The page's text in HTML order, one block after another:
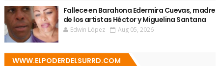
Fallece en Barahona Edermira Cuevas, madre
de los artistas Héctor y Miguelina Santana
Edwin López Aug 05, 2026
WWW.ELPODERDELSURRD.COM